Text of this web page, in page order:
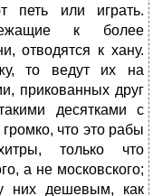
петь или играть.
к более
отводятся к хану.
то ведут их на
прикованных друг
десятками с
что это рабы
только что
а не московского;
них дешевым, как